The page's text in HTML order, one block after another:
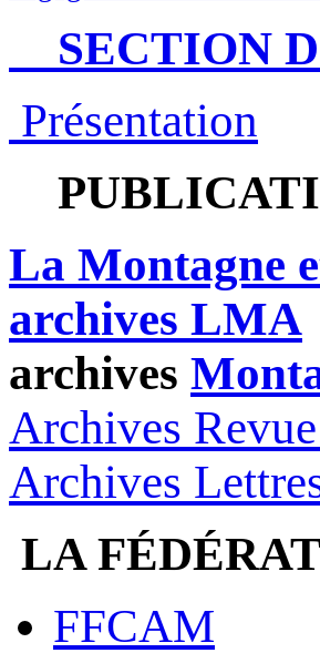
SECTION
Présentation
La Montagne
archives LMA
archives
Archives
Archives
LA
FFCAM